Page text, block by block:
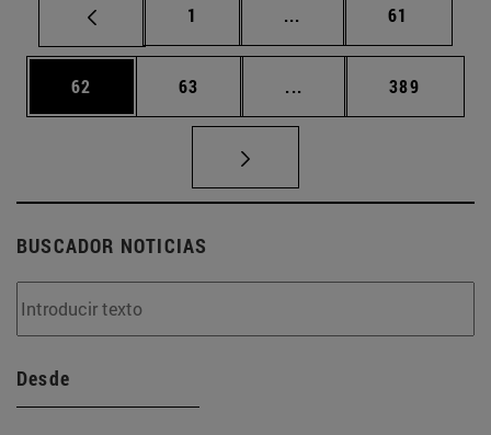
Página
1 ... Páginas intermedias
Página
61
Página
62 Página
63 ... Páginas intermedias
Página
389
BUSCADOR NOTICIAS
Desde